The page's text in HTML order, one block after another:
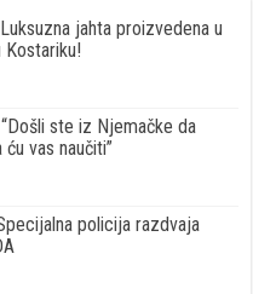
jahta proizvedena u
ste iz Njemačke da
vas naučiti”
policija razdvaja